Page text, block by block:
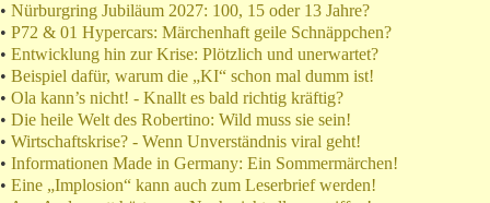
• Nürburgring Jubiläum 2027: 100, 15 oder 13 Jahre?
• P72 & 01 Hypercars: Märchenhaft geile Schnäppchen?
• Entwicklung hin zur Krise: Plötzlich und unerwartet?
• Beispiel dafür, warum die „KI“ schon mal dumm ist!
• Ola kann’s nicht! - Knallt es bald richtig kräftig?
• Die heile Welt des Robertino: Wild muss sie sein!
• Wirtschaftskrise? - Wenn Unverständnis viral geht!
• Informationen Made in Germany: Ein Sommermärchen!
• Eine „Implosion“ kann auch zum Leserbrief werden!